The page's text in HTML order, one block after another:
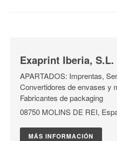
Exaprint Iberia, S.L.
APARTADOS: Imprentas,
Convertidores de envases y
Fabricantes de packaging
08750 MOLINS DE REI,
MÁS INFORMACIÓN